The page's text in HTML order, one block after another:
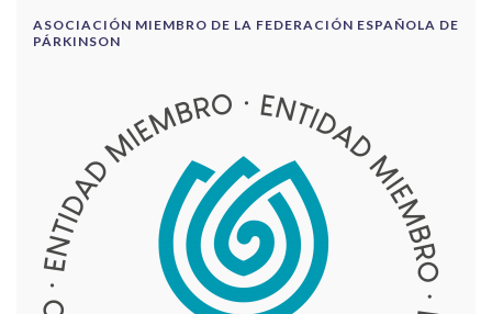
ASOCIACIÓN MIEMBRO DE LA FEDERACIÓN ESPAÑOLA DE
PÁRKINSON